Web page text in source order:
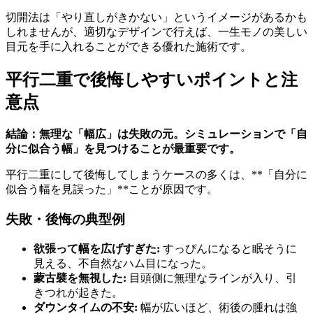
切開法は「やり直しがきかない」というイメージがあるかも
しれませんが、適切なデザインで行えば、一生モノの美しい
目元を手に入れることができる優れた施術です。
平行二重で後悔しやすいポイントと注
意点
結論：無理な「幅広」は失敗の元。シミュレーションで「自
分に似合う幅」を見つけることが最重要です。
平行二重にして後悔してしまうケースの多くは、**「自分に
似合う幅を見誤った」**ことが原因です。
失敗・後悔の典型例
欲張って幅を広げすぎた: すっぴんになると眠そうに
見える、不自然なハム目になった。
蒙古襞を無視した: 目頭側に無理なラインが入り、引
きつれが起きた。
ダウンタイムの不安: 幅が広いほど、術後の腫れは強